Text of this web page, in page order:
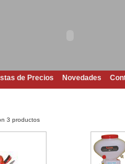
de Precios Novedades
3 productos